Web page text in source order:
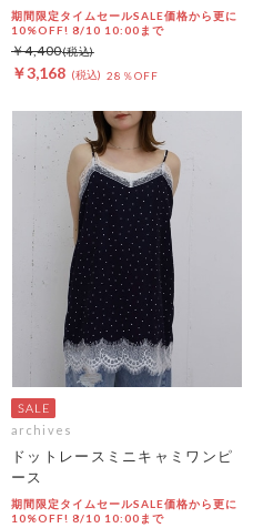
期間限定タイムセールSALE価格から更に
10%OFF! 8/10 10:00まで
￥3,168 28％OFF
￥4,400
archives
ドットレースミニキャミワンピ
ース
期間限定タイムセールSALE価格から更に
10%OFF! 8/10 10:00まで